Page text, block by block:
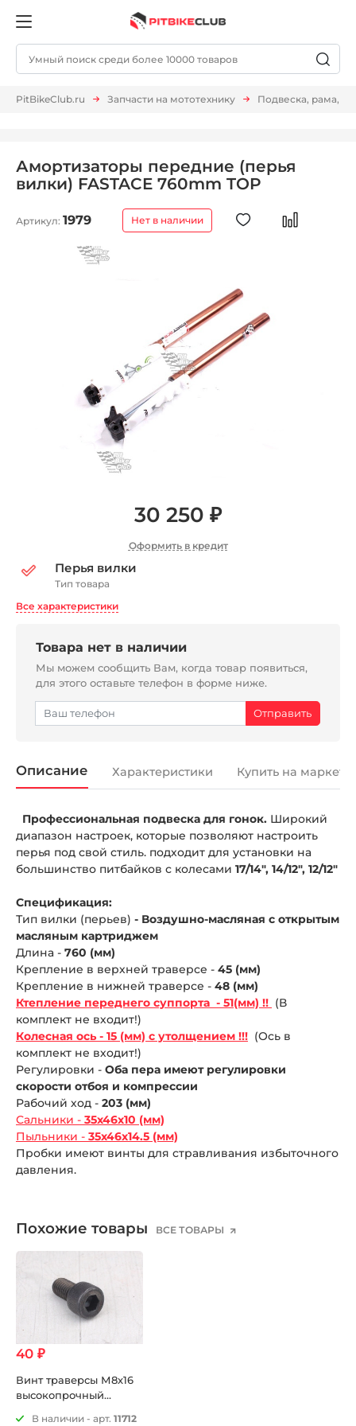
PitBikeClub.ru Запчасти на мототехнику Подвеска, рама,
Амортизаторы передние (перья
вилки) FASTACE 760mm TOP
Артикул: 1979 Нет в наличии
30 250 ₽
Оформить в кредит
Перья вилки
Тип товара
Все характеристики
Товара нет в наличии
Мы можем сообщить Вам, когда товар появиться,
для этого оставьте телефон в форме ниже.
Описание Характеристики Купить на
Профессиональная подвеска для гонок. Широкий
диапазон настроек, которые позволяют настроить
перья под свой стиль. подходит для установки на
большинство питбайков с колесами 17/14", 14/12", 12/12"
Спецификация:
Тип вилки (перьев) - Воздушно-масляная с открытым
масляным картриджем
Длина - 760 (мм)
Крепление в верхней траверсе - 45 (мм)
Крепление в нижней траверсе - 48 (мм)
Ктепление переднего суппорта - 51(мм) !! (В
комплект не входит!)
Колесная ось - 15 (мм) с утолщением !!! (Ось в
комплект не входит!)
Регулировки - Оба пера имеют регулировки
скорости отбоя и компрессии
Рабочий ход - 203 (мм)
Сальники - 35х46х10 (мм)
Пыльники - 35х46х14.5 (мм)
Пробки имеют винты для стравливания избыточного
давления.
Похожие товары ВСЕ ТОВАРЫ
40 ₽
Винт траверсы М8х16
высокопрочный
В наличии - арт. 11712